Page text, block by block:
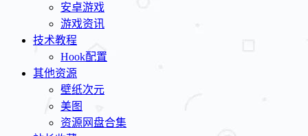
安卓游戏
游戏资讯
技术教程
Hook配置
其他资源
壁纸次元
美图
资源网盘合集